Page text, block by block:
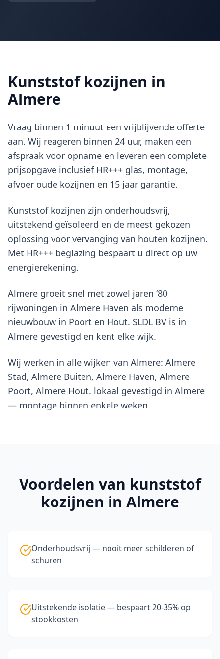
Kunststof kozijnen in
Almere
Vraag binnen 1 minuut een vrijblijvende offerte
aan. Wij reageren binnen 24 uur, maken een
afspraak voor opname en leveren een complete
prijsopgave inclusief HR+++ glas, montage,
afvoer oude kozijnen en 15 jaar garantie.
Kunststof kozijnen zijn onderhoudsvrij,
uitstekend geïsoleerd en de meest gekozen
oplossing voor vervanging van houten kozijnen.
Met HR+++ beglazing bespaart u direct op uw
energierekening.
Almere groeit snel met zowel jaren ‘80
rijwoningen in Almere Haven als moderne
nieuwbouw in Poort en Hout. SLDL BV is in
Almere gevestigd en kent elke wijk.
Wij werken in alle wijken van Almere: Almere
Stad, Almere Buiten, Almere Haven, Almere
Poort, Almere Hout. lokaal gevestigd in Almere
— montage binnen enkele weken.
Voordelen van kunststof
kozijnen in Almere
Onderhoudsvrij — nooit meer schilderen of
schuren
Uitstekende isolatie — bespaart 20-35% op
stookkosten